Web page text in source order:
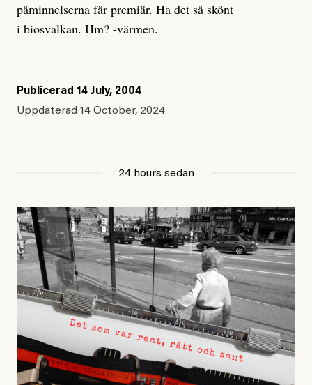
påminnelserna får premiär. Ha det så skönt
i biosvalkan. Hm? -värmen.
Publicerad 14 July, 2004
Uppdaterad 14 October, 2024
24 hours sedan